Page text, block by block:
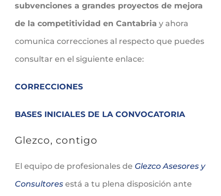
subvenciones a grandes proyectos de mejora
de la competitividad en Cantabria y ahora
comunica correcciones al respecto que puedes
consultar en el siguiente enlace:
CORRECCIONES
BASES INICIALES DE LA CONVOCATORIA
Glezco, contigo
El equipo de profesionales de Glezco Asesores y
Consultores está a tu plena disposición ante